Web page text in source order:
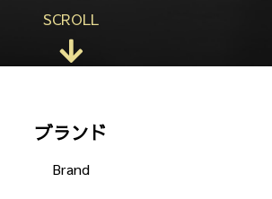
SCROLL
ブランド
Brand